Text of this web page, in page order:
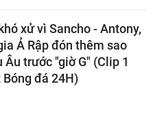
xử vì Sancho - Antony,
Ả Rập đón thêm sao
Âu trước "giờ G" (Clip 1
Bóng đá 24H)